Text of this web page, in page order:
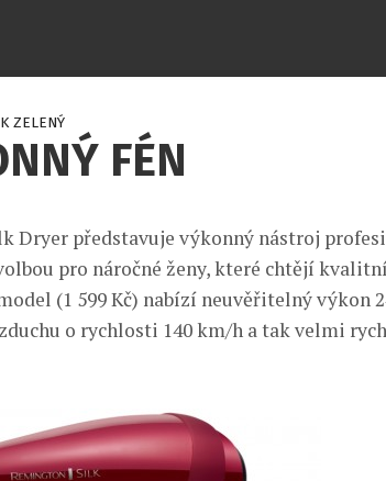
ZELENÝ
FÉN
Dryer představuje výkonný nástroj
pro náročné ženy, které chtějí kvalitní
(1 599 Kč) nabízí neuvěřitelný výkon
o rychlosti 140 km/h a tak velmi